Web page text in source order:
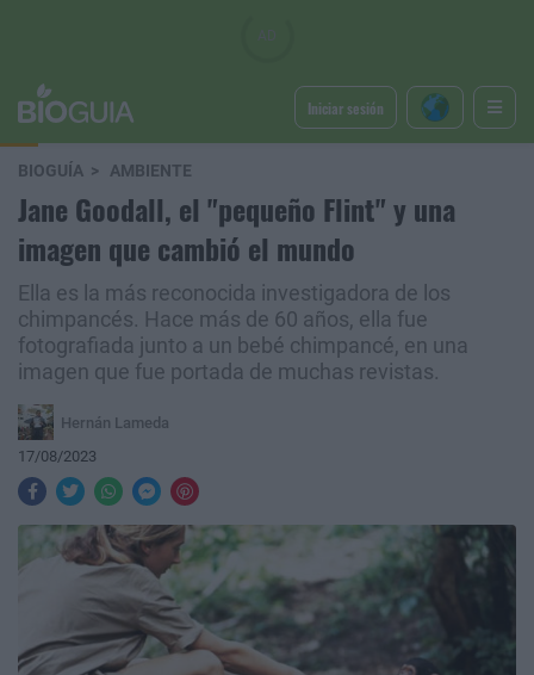
Iniciar sesión
BIOGUÍA AMBIENTE
Jane Goodall, el "pequeño Flint" y una
imagen que cambió el mundo
Ella es la más reconocida investigadora de los
chimpancés. Hace más de 60 años, ella fue
fotografiada junto a un bebé chimpancé, en una
imagen que fue portada de muchas revistas.
Hernán Lameda
17/08/2023